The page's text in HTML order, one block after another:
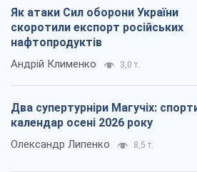
Як атаки Сил оборони України
скоротили експорт російських
нафтопродуктів
Андрій Клименко 3,0 т.
Два супертурніри Магучіх:
календар осені 2026 року
Олександр Липенко 8,5 т.